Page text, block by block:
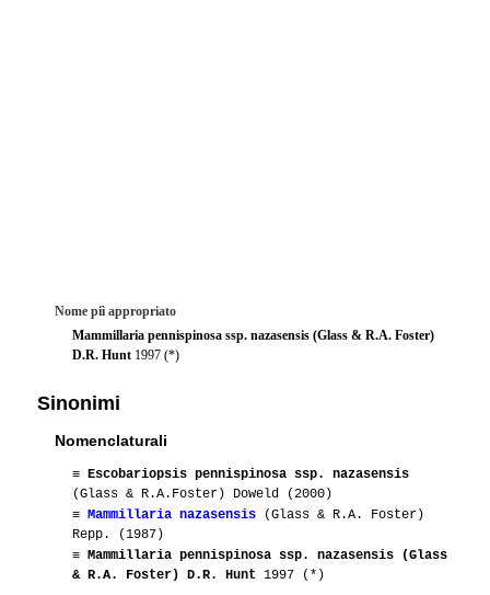
Nome piì appropriato
Mammillaria pennispinosa ssp. nazasensis (Glass & R.A. Foster)
D.R. Hunt 1997 (*)
Sinonimi
Nomenclaturali
≡ Escobariopsis pennispinosa ssp. nazasensis
(Glass & R.A.Foster) Doweld (2000)
≡ Mammillaria nazasensis (Glass & R.A. Foster)
Repp. (1987)
≡ Mammillaria pennispinosa ssp. nazasensis (Glass
& R.A. Foster) D.R. Hunt 1997 (*)